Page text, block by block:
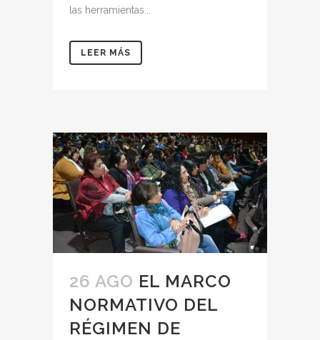
las herramientas...
LEER MÁS
26 AGO EL MARCO
NORMATIVO DEL
RÉGIMEN DE